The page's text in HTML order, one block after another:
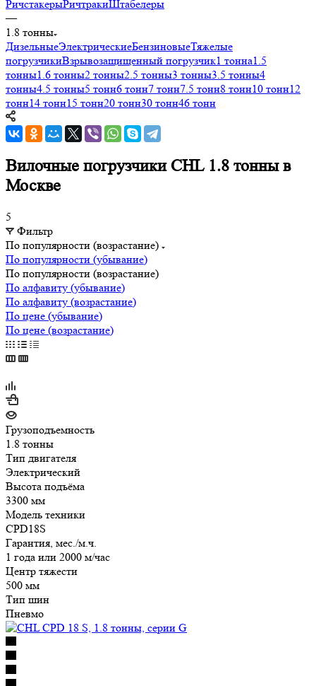
РичстакерыРичтракиШтабелеры
—
1.8 тонны
ДизельныеЭлектрическиеБензиновыеТяжелые
погрузчикиВзрывозащищенный погрузчик1 тонна1.5
тонны1.6 тонны2 тонны2.5 тонны3 тонны3.5 тонны4
тонны4.5 тонны5 тонн6 тонн7 тонн7.5 тонн8 тонн10 тонн12
тонн14 тонн15 тонн20 тонн30 тонн46 тонн
Вилочные погрузчики CHL 1.8 тонны в
Москве
5
Фильтр
По популярности (возрастание)
По популярности (убывание)
По популярности (возрастание)
По алфавиту (убывание)
По алфавиту (возрастание)
По цене (убывание)
По цене (возрастание)
Грузоподъемность
1.8 тонны
Тип двигателя
Электрический
Высота подъёма
3300 мм
Модель техники
CPD18S
Гарантия, мес./м.ч.
1 года или 2000 м/час
Центр тяжести
500 мм
Тип шин
Пневмо